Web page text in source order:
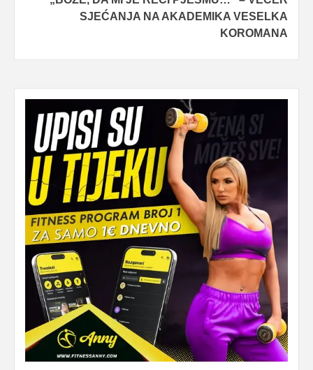
SJEĆANJA NA AKADEMIKA VESELKA
KOROMANA